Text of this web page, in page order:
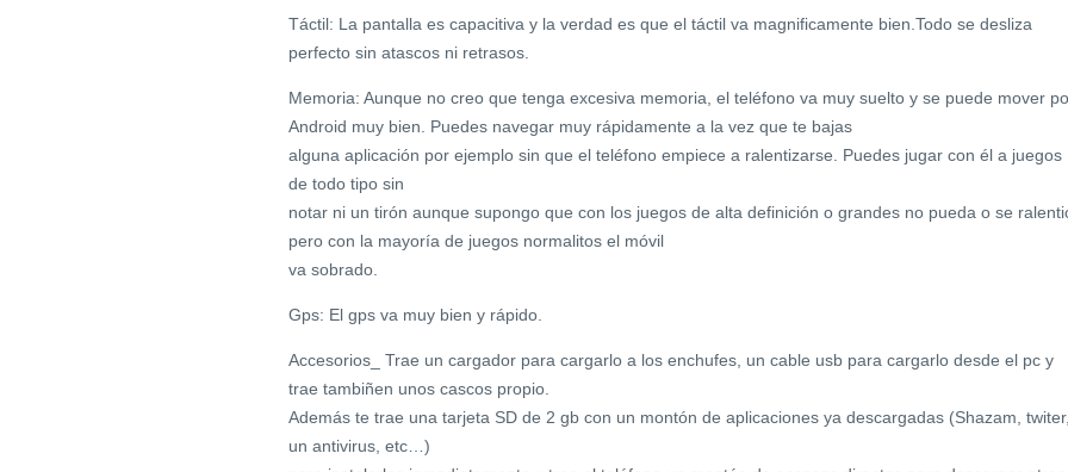
Táctil: La pantalla es capacitiva y la verdad es que el táctil va magnificamente bien.Todo se desliza
perfecto sin atascos ni retrasos.
Memoria: Aunque no creo que tenga excesiva memoria, el teléfono va muy suelto y se puede mover
Android muy bien. Puedes navegar muy rápidamente a la vez que te bajas
alguna aplicación por ejemplo sin que el teléfono empiece a ralentizarse. Puedes jugar con él a juegos
de todo tipo sin
notar ni un tirón aunque supongo que con los juegos de alta definición o grandes no pueda o se
pero con la mayoría de juegos normalitos el móvil
va sobrado.
Gps: El gps va muy bien y rápido.
Accesorios_ Trae un cargador para cargarlo a los enchufes, un cable usb para cargarlo desde el pc y
trae tambiñen unos cascos propio.
Además te trae una tarjeta SD de 2 gb con un montón de aplicaciones ya descargadas (Shazam,
un antivirus, etc…)